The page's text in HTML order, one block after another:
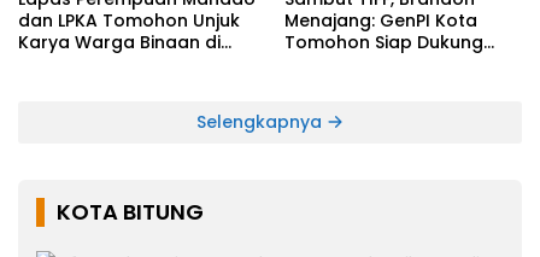
dan LPKA Tomohon Unjuk
Karya Warga Binaan di
Menajang: ​GenPI Kota
Tomohon Siap Dukung
Selengkapnya
KOTA BITUNG